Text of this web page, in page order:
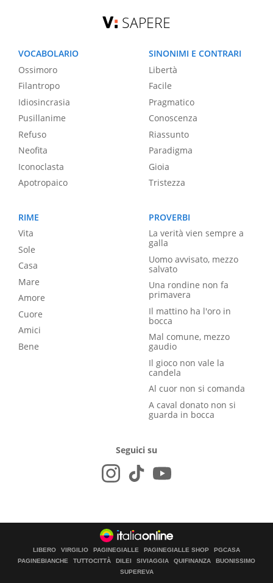
SAPERE
VOCABOLARIO
Ossimoro
Filantropo
Idiosincrasia
Pusillanime
Refuso
Neofita
Iconoclasta
Apotropaico
SINONIMI E CONTRARI
Libertà
Facile
Pragmatico
Conoscenza
Riassunto
Paradigma
Gioia
Tristezza
RIME
Vita
Sole
Casa
Mare
Amore
Cuore
Amici
Bene
PROVERBI
La verità vien sempre a
galla
Uomo avvisato, mezzo
salvato
Una rondine non fa
primavera
Il mattino ha l'oro in
bocca
Mal comune, mezzo
gaudio
Il gioco non vale la
candela
Al cuor non si comanda
A caval donato non si
guarda in bocca
Seguici su
LIBERO VIRGILIO PAGINEGIALLE PAGINEGIALLE SHOP
PGCASA
PAGINEBIANCHE
TUTTOCITTÀ DILEI SIVIAGGIA QUIFINANZA
BUONISSIMO
SUPEREVA